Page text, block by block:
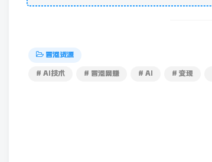
冒泡资源
# AI技术 # 冒泡网赚 # AI # 变现